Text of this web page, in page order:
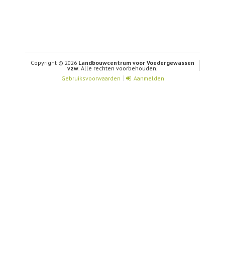
Copyright © 2026 Landbouwcentrum voor Voedergewassen
vzw. Alle rechten voorbehouden.
Gebruiksvoorwaarden
Aanmelden